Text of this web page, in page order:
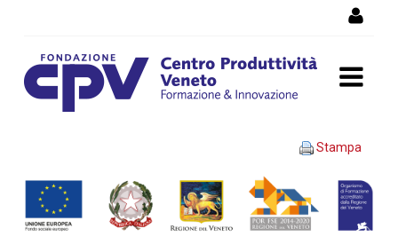
PREPARAZIONE PER IL
RIUTILIZZO: MODELLO
COOPERATIVA INSIEME -
Stampa